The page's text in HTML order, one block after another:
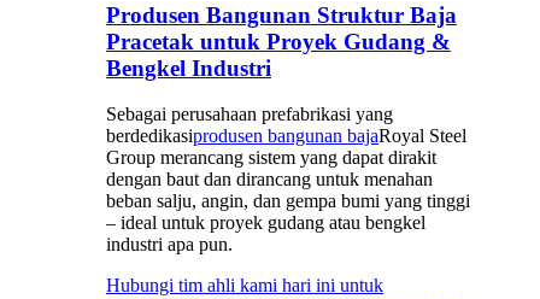
Produsen Bangunan Struktur Baja
Pracetak untuk Proyek Gudang &
Bengkel Industri
Sebagai perusahaan prefabrikasi yang
berdedikasiprodusen bangunan bajaRoyal Steel
Group merancang sistem yang dapat dirakit
dengan baut dan dirancang untuk menahan
beban salju, angin, dan gempa bumi yang tinggi
– ideal untuk proyek gudang atau bengkel
industri apa pun.
Hubungi tim ahli kami hari ini untuk